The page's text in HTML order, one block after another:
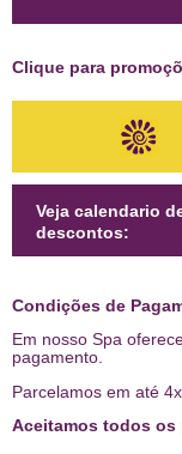
Clique para
Veja calendario
descontos:
Condições de
Em nosso Spa
pagamento.
Parcelamos em até
Aceitamos todos os